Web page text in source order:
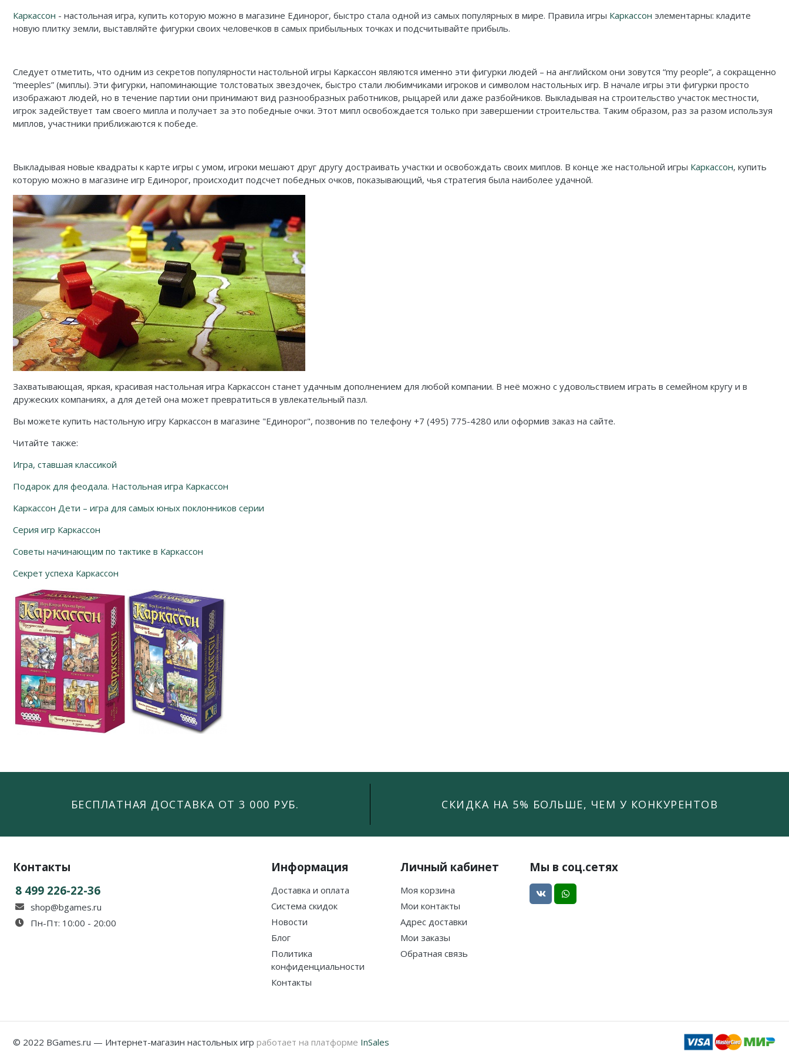
Каркассон - настольная игра, купить которую можно в магазине Единорог, быстро стала одной из самых популярных в мире. Правила игры Каркассон элементарны: кладите
новую плитку земли, выставляйте фигурки своих человечков в самых прибыльных точках и подсчитывайте прибыль.
Следует отметить, что одним из секретов популярности настольной игры Каркассон являются именно эти фигурки людей – на английском они зовутся “my people”, а сокращенно
“meeples” (миплы). Эти фигурки, напоминающие толстоватых звездочек, быстро стали любимчиками игроков и символом настольных игр. В начале игры эти фигурки просто
изображают людей, но в течение партии они принимают вид разнообразных работников, рыцарей или даже разбойников. Выкладывая на строительство участок местности,
игрок задействует там своего мипла и получает за это победные очки. Этот мипл освобождается только при завершении строительства. Таким образом, раз за разом используя
миплов, участники приближаются к победе.
Выкладывая новые квадраты к карте игры с умом, игроки мешают друг другу достраивать участки и освобождать своих миплов. В конце же настольной игры Каркассон, купить
которую можно в магазине игр Единорог, происходит подсчет победных очков, показывающий, чья стратегия была наиболее удачной.
Захватывающая, яркая, красивая настольная игра Каркассон станет удачным дополнением для любой компании. В неё можно с удовольствием играть в семейном кругу и в
дружеских компаниях, а для детей она может превратиться в увлекательный пазл.
Вы можете купить настольную игру Каркассон в магазине "Единорог", позвонив по телефону +7 (495) 775-4280 или оформив заказ на сайте.
Читайте также:
Игра, ставшая классикой
Подарок для феодала. Настольная игра Каркассон
Каркассон Дети – игра для самых юных поклонников серии
Серия игр Каркассон
Советы начинающим по тактике в Каркассон
Секрет успеха Каркассон
БЕСПЛАТНАЯ ДОСТАВКА ОТ 3 000 РУБ. СКИДКА НА 5% БОЛЬШЕ, ЧЕМ У КОНКУРЕНТОВ
Контакты
8 499 226-22-36
shop@bgames.ru
Пн-Пт: 10:00 - 20:00
Информация
Доставка и оплата
Система скидок
Новости
Блог
Политика
конфиденциальности
Контакты
Личный кабинет
Моя корзина
Мои контакты
Адрес доставки
Мои заказы
Обратная связь
Мы в соц.сетях
© 2022 BGames.ru — Интернет-магазин настольных игр работает на платформе InSales
Логические
Стратегические
Приключения
Экономические
Детективные
Игры-квесты
Викторины
Для взрослых (18+)
О мышах и тайнах
Зельеварение
Стиль Жизни
Crowd Games
GaGa Games
Эврикус
Банда умников
Остальные серии
Пиксель Тактикс